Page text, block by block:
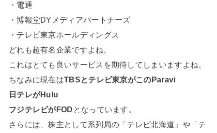
・電通
・博報堂DYメディアパートナーズ
・テレビ東京ホールディングス
どれも超有名企業ですよね。
これはとても良いサービスを期待してしまいますよね。
ちなみに現在はTBSとテレビ東京がこのParavi
日テレがHulu
フジテレビがFOD となっています。
さらには、株主として系列局の「テレビ北海道」や「テ